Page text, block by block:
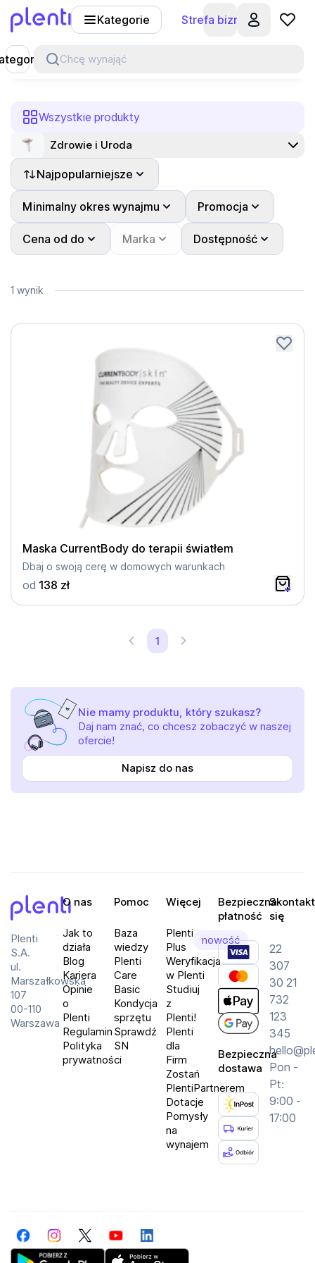
Kategorie Strefa biznesu
Chcę wynająć
Wszystkie produkty
Zdrowie i Uroda
Najpopularniejsze
Minimalny okres wynajmu Promocja
Cena od do Marka Dostępność
1 wynik
Maska CurrentBody do terapii światłem
Dbaj o swoją cerę w domowych warunkach
od 138 zł
1
Nie mamy produktu, który szukasz?
Daj nam znać, co chcesz zobaczyć w naszej
ofercie!
Napisz do nas
Plenti
S.A.
ul.
Marszałkowska
107
00-110
Warszawa
O nas
Jak to
działa
Blog
Kariera
Opinie
o
Plenti
Regulamin
Polityka
prywatności
Pomoc
Baza
wiedzy
Plenti
Care
Basic
Kondycja
sprzętu
Sprawdź
SN
Więcej
Plenti
Plus
nowość
Weryfikacja
w Plenti
Studiuj
z
Plenti!
Plenti
dla
Firm
Zostań
PlentiPartnerem
Dotacje
Pomysły
na
wynajem
Bezpieczna
płatność
Bezpieczna
dostawa
się
22
307
30 21
732
123
345
Pon -
Pt:
9:00 -
17:00
FacebookInstagramTwitterYouTubeLinkedIn